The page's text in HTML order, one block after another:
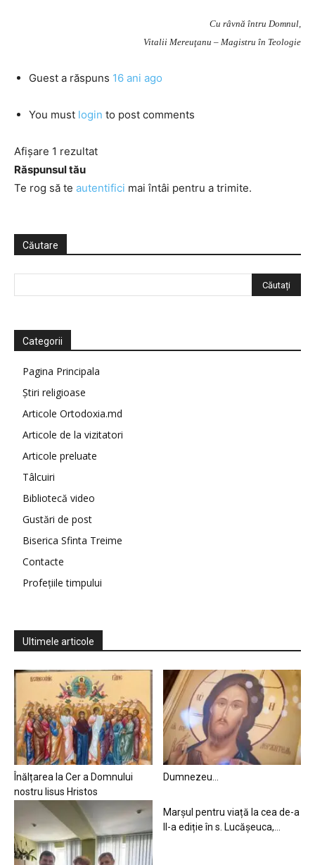
Cu râvnă întru Domnul,
Vitalii Mereuţanu – Magistru în Teologie
Guest a răspuns 16 ani ago
You must login to post comments
Afișare 1 rezultat
Răspunsul tău
Te rog să te autentifici mai întâi pentru a trimite.
Căutare
Categorii
Pagina Principala
Știri religioase
Articole Ortodoxia.md
Articole de la vizitatori
Articole preluate
Tâlcuiri
Bibliotecă video
Gustări de post
Biserica Sfinta Treime
Contacte
Profețiile timpului
Ultimele articole
Înălțarea la Cer a Domnului
nostru Iisus Hristos
Dumnezeu…
Marșul pentru viață la cea de-a
II-a ediție în s. Lucășeuca,...